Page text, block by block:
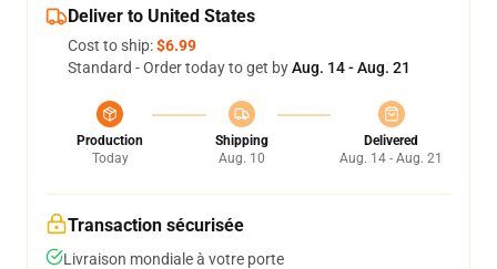
Deliver to United States
Cost to ship:$6.99
Standard - Order today to get byAug. 14 - Aug. 21
Production
Today
Shipping
Aug. 10
Delivered
Aug. 14 - Aug. 21
Transaction sécurisée
Livraison mondiale à votre porte